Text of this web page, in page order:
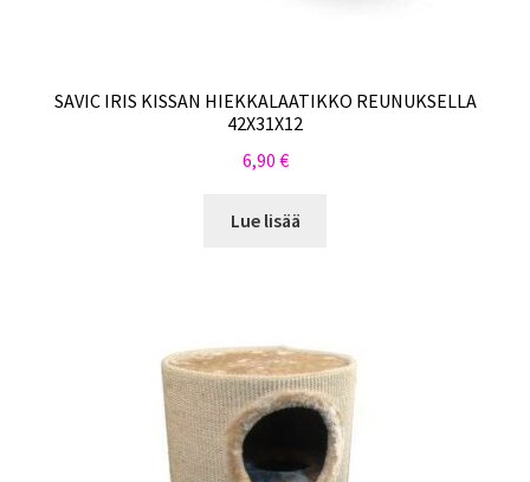
SAVIC IRIS KISSAN HIEKKALAATIKKO REUNUKSELLA
42X31X12
6,90 €
Lue lisää